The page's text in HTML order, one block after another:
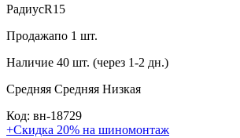
РадиусR15
Продажапо 1 шт.
Наличие 40 шт. (через 1-2 дн.)
Средняя Средняя Низкая
Код: вн-18729
+Скидка 20% на шиномонтаж